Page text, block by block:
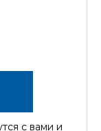
с вами и